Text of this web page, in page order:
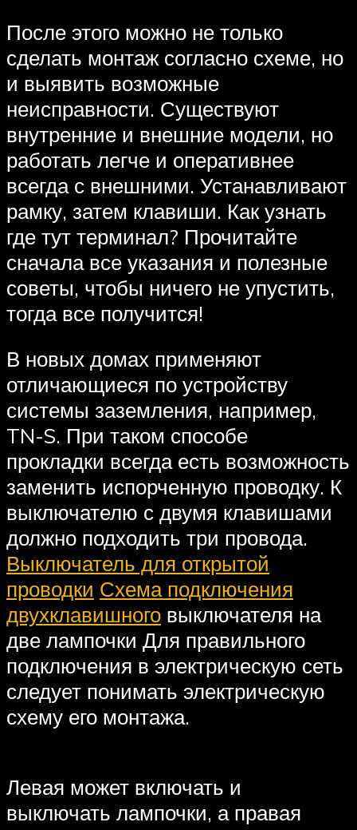
После этого можно не только
сделать монтаж согласно схеме, но
и выявить возможные
неисправности. Существуют
внутренние и внешние модели, но
работать легче и оперативнее
всегда с внешними. Устанавливают
рамку, затем клавиши. Как узнать
где тут терминал? Прочитайте
сначала все указания и полезные
советы, чтобы ничего не упустить,
тогда все получится!
В новых домах применяют
отличающиеся по устройству
системы заземления, например,
TN-S. При таком способе
прокладки всегда есть возможность
заменить испорченную проводку. К
выключателю с двумя клавишами
должно подходить три провода.
Выключатель для открытой
проводки Схема подключения
двухклавишного выключателя на
две лампочки Для правильного
подключения в электрическую сеть
следует понимать электрическую
схему его монтажа.
Левая может включать и
выключать лампочки, а правая